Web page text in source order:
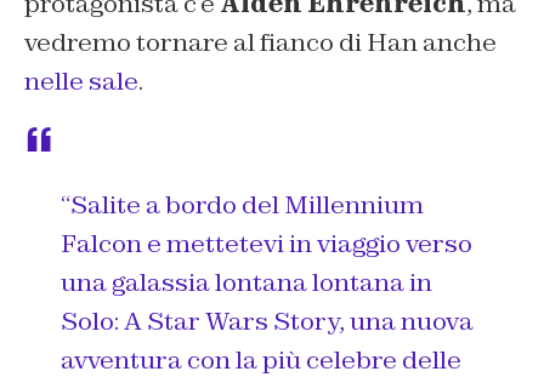
vedremo tornare al fianco di Han anche
nelle sale.
“Salite a bordo del Millennium
Falcon e mettetevi in viaggio verso
una galassia lontana lontana in
Solo: A Star Wars Story, una nuova
avventura con la più celebre delle